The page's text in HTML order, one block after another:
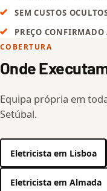
SEM CUSTOS
PREÇO
COBERTURA
Onde
Equipa própria em
Setúbal.
Eletricista em Lisboa
Eletricista em Almada